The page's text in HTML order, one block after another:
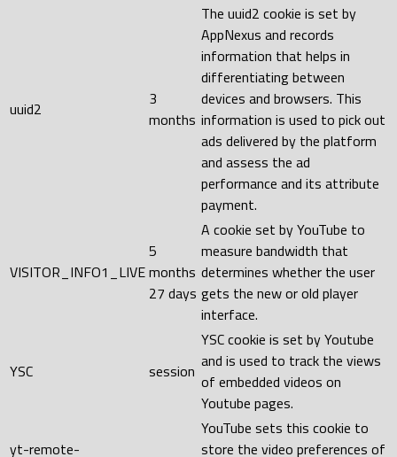
uuid2
3
months
The uuid2 cookie is set by
AppNexus and records
information that helps in
differentiating between
devices and browsers. This
information is used to pick out
ads delivered by the platform
and assess the ad
performance and its attribute
payment.
VISITOR_INFO1_LIVE
5
months
27 days
A cookie set by YouTube to
measure bandwidth that
determines whether the user
gets the new or old player
interface.
YSC session
YSC cookie is set by Youtube
and is used to track the views
of embedded videos on
Youtube pages.
yt-remote-
YouTube sets this cookie to
store the video preferences of